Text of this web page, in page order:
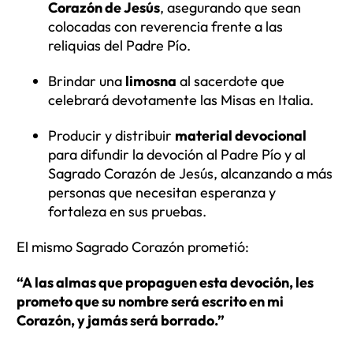
Corazón de Jesús, asegurando que sean
colocadas con reverencia frente a las
reliquias del Padre Pío.
Brindar una limosna al sacerdote que
celebrará devotamente las Misas en Italia.
Producir y distribuir material devocional
para difundir la devoción al Padre Pío y al
Sagrado Corazón de Jesús, alcanzando a más
personas que necesitan esperanza y
fortaleza en sus pruebas.
El mismo Sagrado Corazón prometió:
“A las almas que propaguen esta devoción, les
prometo que su nombre será escrito en mi
Corazón, y jamás será borrado.”